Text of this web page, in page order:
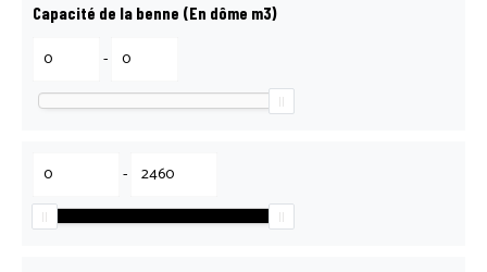
Capacité de la benne (En dôme m3)
-
-